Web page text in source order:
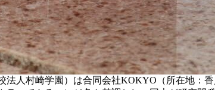
法人村崎学園）は合同会社KOKYO（所在地：